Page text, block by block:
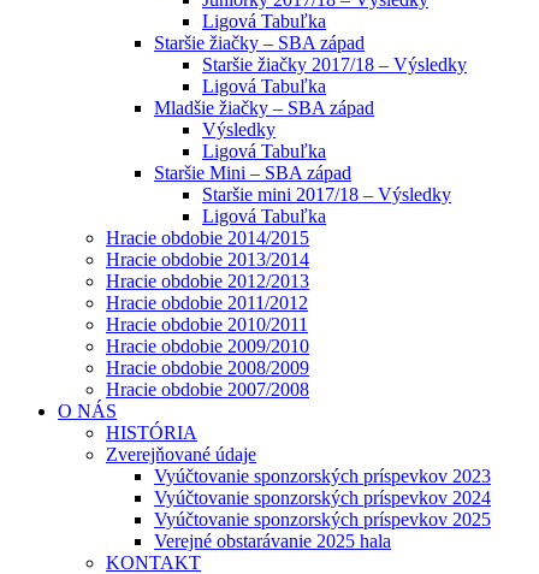
Ligová Tabuľka
Staršie žiačky – SBA západ
Staršie žiačky 2017/18 – Výsledky
Ligová Tabuľka
Mladšie žiačky – SBA západ
Výsledky
Ligová Tabuľka
Staršie Mini – SBA západ
Staršie mini 2017/18 – Výsledky
Ligová Tabuľka
Hracie obdobie 2014/2015
Hracie obdobie 2013/2014
Hracie obdobie 2012/2013
Hracie obdobie 2011/2012
Hracie obdobie 2010/2011
Hracie obdobie 2009/2010
Hracie obdobie 2008/2009
Hracie obdobie 2007/2008
O NÁS
HISTÓRIA
Zverejňované údaje
Vyúčtovanie sponzorských príspevkov 2023
Vyúčtovanie sponzorských príspevkov 2024
Vyúčtovanie sponzorských príspevkov 2025
Verejné obstarávanie 2025 hala
KONTAKT